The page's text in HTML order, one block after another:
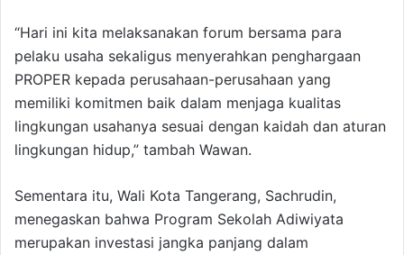
“Hari ini kita melaksanakan forum bersama para
pelaku usaha sekaligus menyerahkan penghargaan
PROPER kepada perusahaan-perusahaan yang
memiliki komitmen baik dalam menjaga kualitas
lingkungan usahanya sesuai dengan kaidah dan aturan
lingkungan hidup,” tambah Wawan.
Sementara itu, Wali Kota Tangerang, Sachrudin,
menegaskan bahwa Program Sekolah Adiwiyata
merupakan investasi jangka panjang dalam